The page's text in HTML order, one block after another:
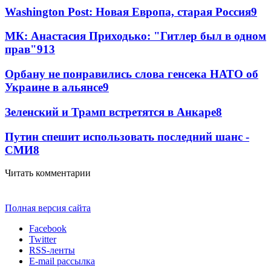
Washington Post: Новая Европа, старая Россия9
МК: Анастасия Приходько: "Гитлер был в одном
прав"913
Орбану не понравились слова генсека НАТО об
Украине в альянсе9
Зеленский и Трамп встретятся в Анкаре8
Путин спешит использовать последний шанс -
СМИ8
Читать комментарии
Полная версия сайта
Facebook
Twitter
RSS-ленты
E-mail рассылка